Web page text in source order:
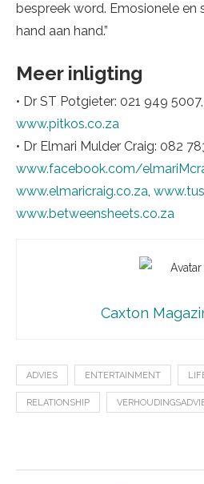
bespreek word. Emosionele en
hand aan hand.”
Meer inligting
• Dr ST Potgieter: 021 949 5007,
www.pitkos.co.za
• Dr Elmari Mulder Craig: 082
www.facebook.com/
www.elmaricraig.co.za,
www.betweensheets.co.za
Caxton
ADVIES ENTERTAINMENT
RELATIONSHIP